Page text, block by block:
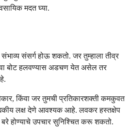
मदत घ्या.
संसर्ग होऊ शकतो. जर तुम्हाला तीव्र
बोट हलवण्यास अडचण येत असेल तर
किंवा जर तुमची प्रतिकारशक्ती कमकुवत
लक्ष देणे आवश्यक आहे. लवकर हस्तक्षेप
होण्याचे उपचार सुनिश्चित करू शकतो.